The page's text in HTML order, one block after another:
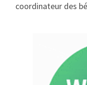
coordinateur des